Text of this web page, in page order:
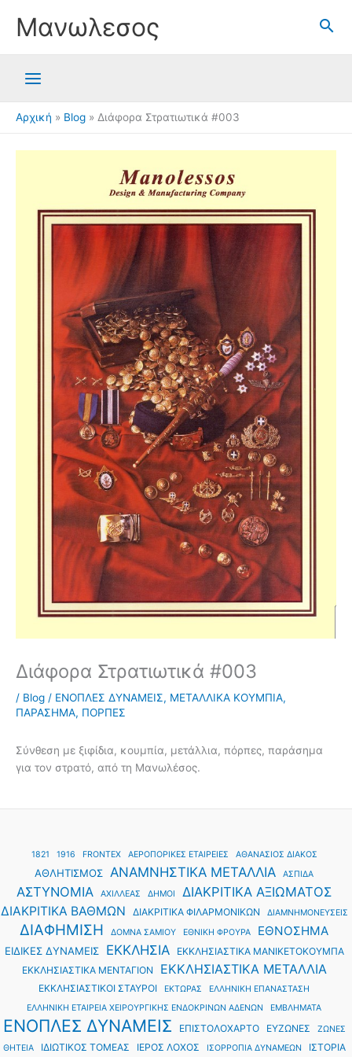
Μανωλεσος
Αρχική Blog Διάφορα Στρατιωτικά #003
Διάφορα Στρατιωτικά #003
/ Blog / ΕΝΟΠΛΕΣ ΔΥΝΑΜΕΙΣ, ΜΕΤΑΛΛΙΚΑ ΚΟΥΜΠΙΑ,
ΠΑΡΑΣΗΜΑ, ΠΟΡΠΕΣ
Σύνθεση με ξιφίδια, κουμπία, μετάλλια, πόρπες, παράσημα
για τον στρατό, από τη Μανωλέσος.
1821 1916 FRONTEX ΑΕΡΟΠΟΡΙΚΕΣ ΕΤΑΙΡΕΙΕΣ ΑΘΑΝΑΣΙΟΣ ΔΙΑΚΟΣ
ΑΘΛΗΤΙΣΜΟΣ ΑΝΑΜΝΗΣΤΙΚΑ ΜΕΤΑΛΛΙΑ ΑΣΠΙΔΑ
ΑΣΤΥΝΟΜΙΑ ΑΧΙΛΛΕΑΣ ΔΗΜΟΙ ΔΙΑΚΡΙΤΙΚΑ ΑΞΙΩΜΑΤΟΣ
ΔΙΑΚΡΙΤΙΚΑ ΒΑΘΜΩΝ ΔΙΑΚΡΙΤΙΚΑ ΦΙΛΑΡΜΟΝΙΚΩΝ ΔΙΑΜΝΗΜΟΝΕΥΣΕΙΣ
ΔΙΑΦΗΜΙΣΗ ΔΟΜΝΑ ΣΑΜΙΟΥ ΕΘΝΙΚΗ ΦΡΟΥΡΑ ΕΘΝΟΣΗΜΑ
ΕΙΔΙΚΕΣ ΔΥΝΑΜΕΙΣ ΕΚΚΛΗΣΙΑ
ΕΚΚΛΗΣΙΑΣΤΙΚΑ ΜΑΝΙΚΕΤΟΚΟΥΜΠΑ
ΕΚΚΛΗΣΙΑΣΤΙΚΑ ΜΕΝΤΑΓΙΟΝ
ΕΚΚΛΗΣΙΑΣΤΙΚΑ ΜΕΤΑΛΛΙΑ
ΕΚΚΛΗΣΙΑΣΤΙΚΟΙ ΣΤΑΥΡΟΙ ΕΚΤΩΡΑΣ
ΕΛΛΗΝΙΚΗ ΕΠΑΝΑΣΤΑΣΗ
ΕΛΛΗΝΙΚΗ ΕΤΑΙΡΕΙΑ ΧΕΙΡΟΥΡΓΙΚΗΣ ΕΝΔΟΚΡΙΝΩΝ ΑΔΕΝΩΝ
ΕΜΒΛΗΜΑΤΑ
ΕΝΟΠΛΕΣ ΔΥΝΑΜΕΙΣ ΕΠΙΣΤΟΛΟΧΑΡΤΟ ΕΥΖΩΝΕΣ
ΖΩΝΕΣ
ΘΗΤΕΙΑ
ΙΔΙΩΤΙΚΟΣ ΤΟΜΕΑΣ ΙΕΡΟΣ ΛΟΧΟΣ ΙΣΟΡΡΟΠΙΑ ΔΥΝΑΜΕΩΝ ΙΣΤΟΡΙΑ